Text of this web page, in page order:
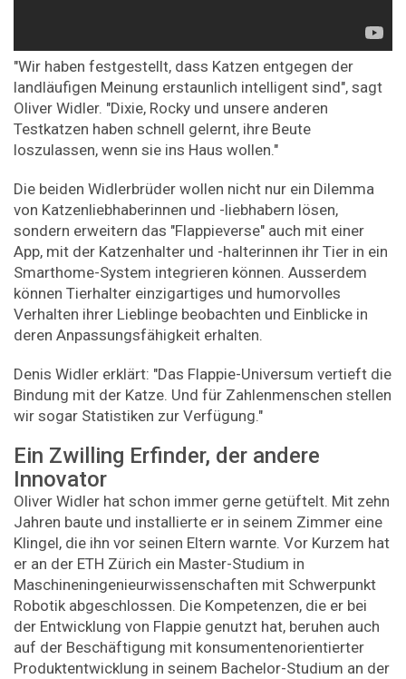
"Wir haben festgestellt, dass Katzen entgegen der
landläufigen Meinung erstaunlich intelligent sind", sagt
Oliver Widler. "Dixie, Rocky und unsere anderen
Testkatzen haben schnell gelernt, ihre Beute
loszulassen, wenn sie ins Haus wollen."
Die beiden Widlerbrüder wollen nicht nur ein Dilemma
von Katzenliebhaberinnen und -liebhabern lösen,
sondern erweitern das "Flappieverse" auch mit einer
App, mit der Katzenhalter und -halterinnen ihr Tier in ein
Smarthome-System integrieren können. Ausserdem
können Tierhalter einzigartiges und humorvolles
Verhalten ihrer Lieblinge beobachten und Einblicke in
deren Anpassungsfähigkeit erhalten.
Denis Widler erklärt: "Das Flappie-​Universum vertieft die
Bindung mit der Katze. Und für Zahlenmenschen stellen
wir sogar Statistiken zur Verfügung."
Ein Zwilling Erfinder, der andere
Innovator
Oliver Widler hat schon immer gerne getüftelt. Mit zehn
Jahren baute und installierte er in seinem Zimmer eine
Klingel, die ihn vor seinen Eltern warnte. Vor Kurzem hat
er an der ETH Zürich ein Master-​Studium in
Maschineningenieurwissenschaften mit Schwerpunkt
Robotik abgeschlossen. Die Kompetenzen, die er bei
der Entwicklung von Flappie genutzt hat, beruhen auch
auf der Beschäftigung mit konsumentenorientierter
Produktentwicklung in seinem Bachelor-​Studium an der